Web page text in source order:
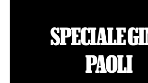
SPECIALE
PAOLI